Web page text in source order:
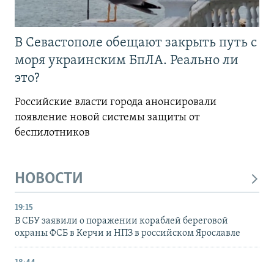
В Севастополе обещают закрыть путь с
моря украинским БпЛА. Реально ли
это?
Российские власти города анонсировали
появление новой системы защиты от
беспилотников
НОВОСТИ
19:15
В СБУ заявили о поражении кораблей береговой
охраны ФСБ в Керчи и НПЗ в российском Ярославле